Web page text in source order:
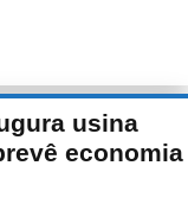
usina
economia